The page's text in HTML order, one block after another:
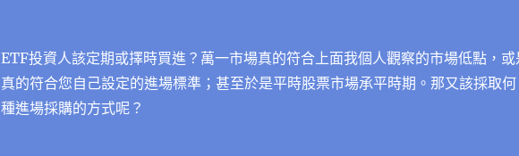
ETF投資人該定期或擇時買進？萬一市場真的符合上面我個人觀察的市場低點，或
真的符合您自己設定的進場標準；甚至於是平時股票市場承平時期。那又該採取何
種進場採購的方式呢？